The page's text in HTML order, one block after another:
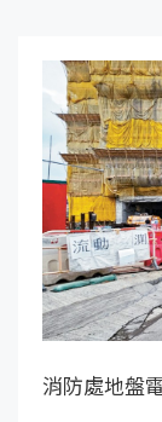
消防處地盤